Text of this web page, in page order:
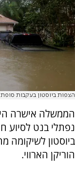
הצפות ביוסטון בעקבות סופת
הממשלה אישרה
נפתלי בנט לסיוע
ביוסטון לשיקומה
הוריקן הארווי.